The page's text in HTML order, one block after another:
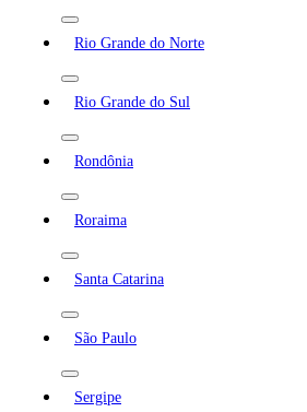
Rio Grande do Norte
Rio Grande do Sul
Rondônia
Roraima
Santa Catarina
São Paulo
Sergipe